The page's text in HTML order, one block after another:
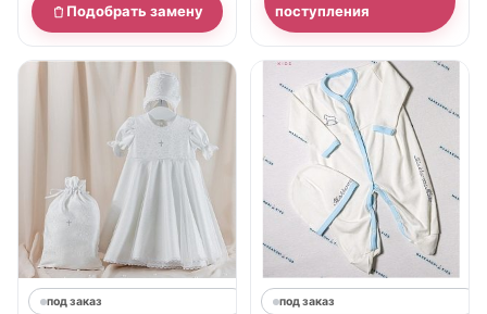
Подобрать замену
поступления
под заказ под заказ